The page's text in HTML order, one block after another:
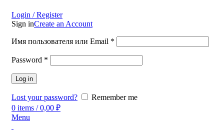
Login / Register
Sign inCreate an Account
Имя пользователя или Email *
Password *
Log in
Lost your password?
Remember me
0 items / 0,00 ₽
Menu